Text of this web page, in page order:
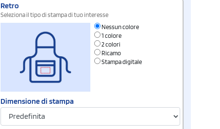
Retro
Seleziona il tipo di stampa di tuo interesse
Nessun colore
1 colore
2 colori
Ricamo
Stampa digitale
Dimensione di stampa